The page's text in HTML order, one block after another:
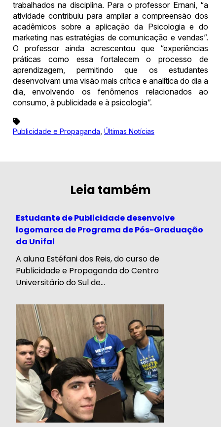
trabalhados na disciplina. Para o professor Ernani, “a
atividade contribuiu para ampliar a compreensão dos
acadêmicos sobre a aplicação da Psicologia e do
marketing nas estratégias de comunicação e vendas”.
O professor ainda acrescentou que “experiências
práticas como essa fortalecem o processo de
aprendizagem, permitindo que os estudantes
desenvolvam uma visão mais crítica e analítica do dia a
dia, envolvendo os fenômenos relacionados ao
consumo, à publicidade e à psicologia”.
Publicidade e Propaganda Últimas Notícias
Leia também
Estudante de Publicidade desenvolve
logomarca de Programa de Pós-Graduação
da Unifal
A aluna Estéfani dos Reis, do curso de
Publicidade e Propaganda do Centro
Universitário do Sul de...